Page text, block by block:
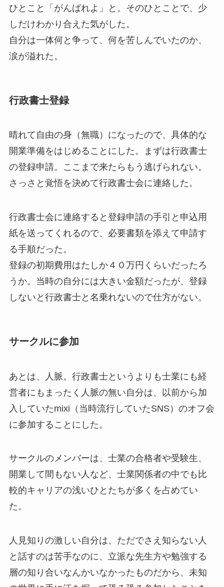
ひとこと「がんばれよ」と。そのひとことで、少
しだけわかり合えた気がした。
自分は一体何と争って、何を苦しんでいたのか、
涙が溢れた。
行政書士登録
晴れて自由の身（無職）になったので、具体的な
開業準備をはじめることにした。まずは行政書士
の登録申請。ここまで来たらもう逃げられない。
さっさと覚悟を決めて行政書士会に連絡した。
行政書士会に連絡すると登録申請の手引と申込用
紙を送ってくれるので、必要書類を添えて申請す
る手順だった。
登録の初期費用はたしか４０万円くらいだったろ
うか。当時の自分には大きい金額だったが、登録
しないと行政書士と名乗れないので仕方がない。
サークルに参加
あとは、人脈。行政書士というよりも士業にも経
営者にもまったく人脈の無い自分は、以前から加
入していたmixi（当時流行していたSNS）のオフ会
に参加することにした。
サークルのメンバーは、士業の合格者や受験生、
開業して間もない人など、士業関係者の中でも比
較的キャリアの浅いひとたちが多くを占めてい
た。
人見知りの激しい自分は、ただでさえ知らない人
と話すのは苦手なのに、立派な先生方や勉強する
層の知り合いなんかいなかったものだから、未知